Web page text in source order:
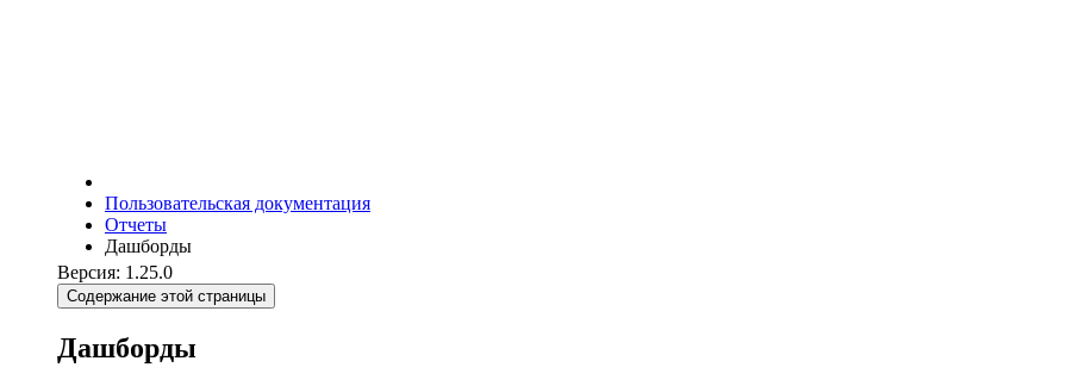
Пользовательская документация
Отчеты
Дашборды
Версия: 1.25.0
Содержание этой страницы
Дашборды